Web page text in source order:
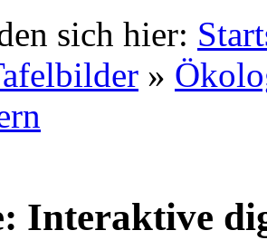
sich hier:
»
Interaktive